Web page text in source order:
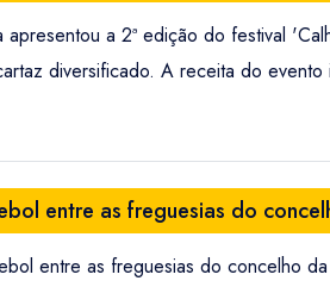
apresentou a 2ª edição do festival
diversificado. A receita do
entre as freguesias do
entre as freguesias do concelho